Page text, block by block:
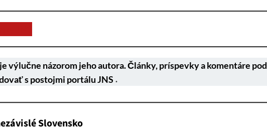
výlučne názorom jeho autora. Články, príspevky a komentáre pod
s postojmi portálu JNS .
Slovensko